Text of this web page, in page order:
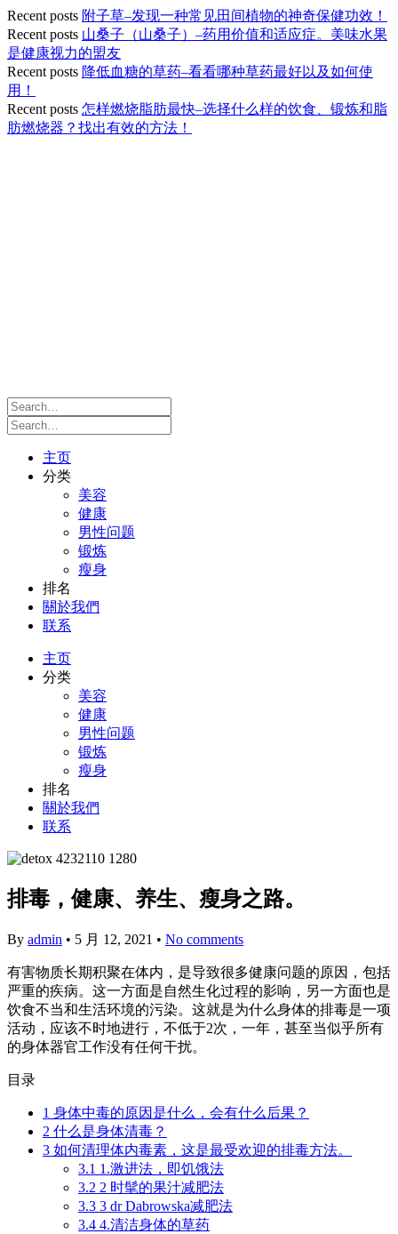
Recent posts 附子草–发现一种常见田间植物的神奇保健功效！
Recent posts 山桑子（山桑子）–药用价值和适应症。美味水果
是健康视力的盟友
Recent posts 降低血糖的草药–看看哪种草药最好以及如何使
用！
Recent posts 怎样燃烧脂肪最快–选择什么样的饮食、锻炼和脂
肪燃烧器？找出有效的方法！
主页
分类
美容
健康
男性问题
锻炼
瘦身
排名
關於我們
联系
主页
分类
美容
健康
男性问题
锻炼
瘦身
排名
關於我們
联系
排毒，健康、养生、瘦身之路。
By admin • 5 月 12, 2021 • No comments
有害物质长期积聚在体内，是导致很多健康问题的原因，包括
严重的疾病。这一方面是自然生化过程的影响，另一方面也是
饮食不当和生活环境的污染。这就是为什么身体的排毒是一项
活动，应该不时地进行，不低于2次，一年，甚至当似乎所有
的身体器官工作没有任何干扰。
目录
1 身体中毒的原因是什么，会有什么后果？
2 什么是身体清毒？
3 如何清理体内毒素，这是最受欢迎的排毒方法。
3.1 1.激进法，即饥饿法
3.2 2 时髦的果汁减肥法
3.3 3 dr Dabrowska减肥法
3.4 4.清洁身体的草药